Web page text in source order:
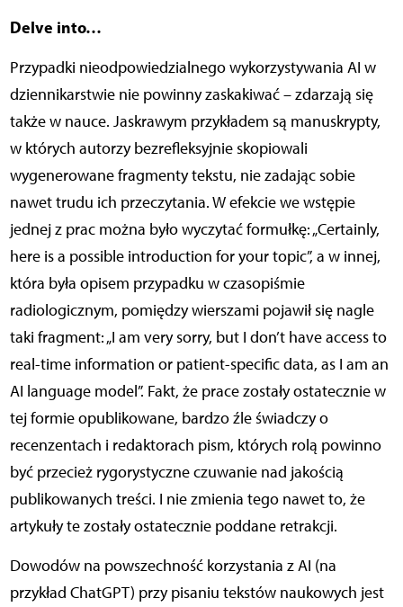
Delve into…
Przypadki nieodpowiedzialnego wykorzystywania AI w
dziennikarstwie nie powinny zaskakiwać – zdarzają się
także w nauce. Jaskrawym przykładem są manuskrypty,
w których autorzy bezrefleksyjnie skopiowali
wygenerowane fragmenty tekstu, nie zadając sobie
nawet trudu ich przeczytania. W efekcie we wstępie
jednej z prac można było wyczytać formułkę: „Certainly,
here is a possible introduction for your topic”, a w innej,
która była opisem przypadku w czasopiśmie
radiologicznym, pomiędzy wierszami pojawił się nagle
taki fragment: „I am very sorry, but I don’t have access to
real-time information or patient-specific data, as I am an
AI language model”. Fakt, że prace zostały ostatecznie w
tej formie opublikowane, bardzo źle świadczy o
recenzentach i redaktorach pism, których rolą powinno
być przecież rygorystyczne czuwanie nad jakością
publikowanych treści. I nie zmienia tego nawet to, że
artykuły te zostały ostatecznie poddane retrakcji.
Dowodów na powszechność korzystania z AI (na
przykład ChatGPT) przy pisaniu tekstów naukowych jest